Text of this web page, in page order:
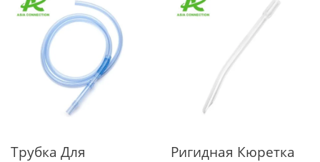
Трубка Для
Ригидная Кюретка